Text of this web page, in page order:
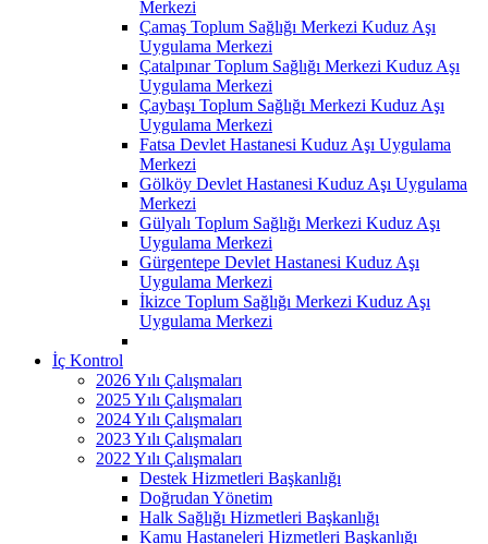
Merkezi
Çamaş Toplum Sağlığı Merkezi Kuduz Aşı
Uygulama Merkezi
Çatalpınar Toplum Sağlığı Merkezi Kuduz Aşı
Uygulama Merkezi
Çaybaşı Toplum Sağlığı Merkezi Kuduz Aşı
Uygulama Merkezi
Fatsa Devlet Hastanesi Kuduz Aşı Uygulama
Merkezi
Gölköy Devlet Hastanesi Kuduz Aşı Uygulama
Merkezi
Gülyalı Toplum Sağlığı Merkezi Kuduz Aşı
Uygulama Merkezi
Gürgentepe Devlet Hastanesi Kuduz Aşı
Uygulama Merkezi
İkizce Toplum Sağlığı Merkezi Kuduz Aşı
Uygulama Merkezi
İç Kontrol
2026 Yılı Çalışmaları
2025 Yılı Çalışmaları
2024 Yılı Çalışmaları
2023 Yılı Çalışmaları
2022 Yılı Çalışmaları
Destek Hizmetleri Başkanlığı
Doğrudan Yönetim
Halk Sağlığı Hizmetleri Başkanlığı
Kamu Hastaneleri Hizmetleri Başkanlığı